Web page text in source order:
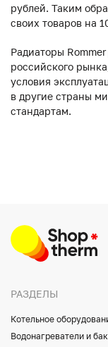
рублей. Таким
своих товаров на
Радиаторы
российского
условия
в другие страны
стандартам.
РАЗДЕЛЫ
Котельное
Водонагреватели и